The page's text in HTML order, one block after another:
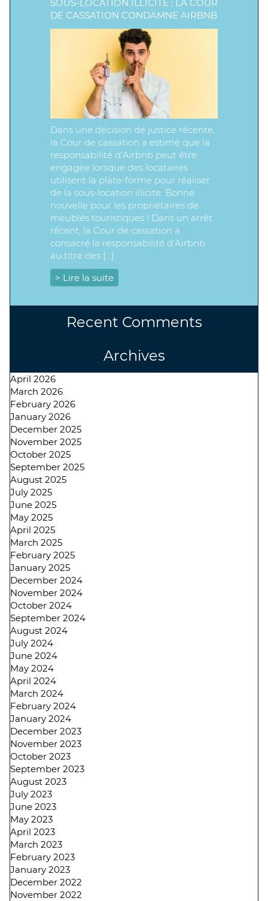
SOUS-LOCATION ILLICITE : LA COUR
DE CASSATION CONDAMNE AIRBNB
Dans une décision de justice récente,
la Cour de cassation a estimé que la
responsabilité d’Airbnb peut être
engagée lorsque des locataires
utilisent la plate-forme pour réaliser
de la sous-location illicite. Bonne
nouvelle pour les propriétaires de
meublés touristiques ! Dans un arrêt
récent, la Cour de cassation a
consacré la responsabilité d’Airbnb
au titre des […]
> Lire la suite
Recent Comments
Archives
April 2026
March 2026
February 2026
January 2026
December 2025
November 2025
October 2025
September 2025
August 2025
July 2025
June 2025
May 2025
April 2025
March 2025
February 2025
January 2025
December 2024
November 2024
October 2024
September 2024
August 2024
July 2024
June 2024
May 2024
April 2024
March 2024
February 2024
January 2024
December 2023
November 2023
October 2023
September 2023
August 2023
July 2023
June 2023
May 2023
April 2023
March 2023
February 2023
January 2023
December 2022
November 2022